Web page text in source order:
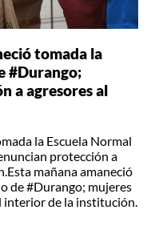
tomada la
#Durango;
a agresores al
la Escuela Normal
protección a
mañana amaneció
de #Durango; mujeres
interior de la institución.